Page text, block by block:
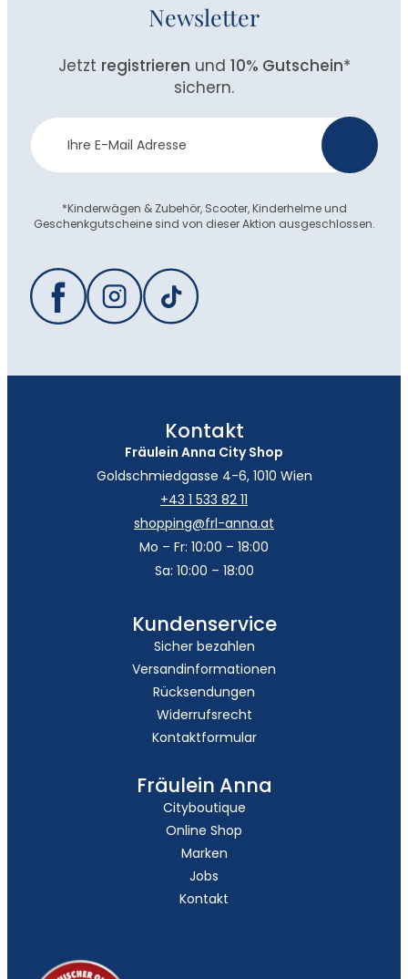
Newsletter
Jetzt registrieren und 10% Gutschein*
sichern.
Newsletter
Anmeldung
*Kinderwägen & Zubehör, Scooter, Kinderhelme und
Geschenkgutscheine sind von dieser Aktion ausgeschlossen.
Kontakt
Fräulein Anna City Shop
Goldschmiedgasse 4-6, 1010 Wien
+43 1 533 82 11
shopping@frl-anna.at
Mo – Fr: 10:00 – 18:00
Sa: 10:00 – 18:00
Kundenservice
Sicher bezahlen
Versandinformationen
Rücksendungen
Widerrufsrecht
Kontaktformular
Fräulein Anna
Cityboutique
Online Shop
Marken
Jobs
Kontakt